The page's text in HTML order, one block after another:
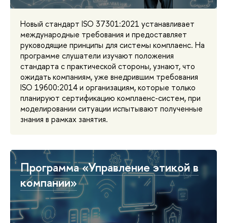
Новый стандарт ISO 37301:2021 устанавливает
международные требования и предоставляет
руководящие принципы для системы комплаенс. На
программе слушатели изучают положения
стандарта с практической стороны, узнают, что
ожидать компаниям, уже внедрившим требования
ISO 19600:2014 и организациям, которые только
планируют сертификацию комплаенс-систем, при
моделировании ситуации испытывают полученные
знания в рамках занятия.
Программа «Управление этикой в
компании»